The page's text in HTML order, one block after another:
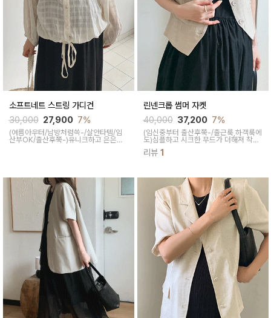
소프트네트 스트링 가디건
30,000 27,900 7%
(여름아우터/남방처럼쓱-/살안타템/임
산부OK/출산후쭉-)유니크하고 은은한
린넨크롭 썸머 자켓
40,000 37,200 7%
(임신중부터 출산후쭉-/출근룩,하객룩에
도)심플하고 시크한 무드가 더해져 착용
만으로 분위기를 살려주고 어깨 내장패
드로 적당한 핏을 잡아주면서 시원하고
리뷰 1